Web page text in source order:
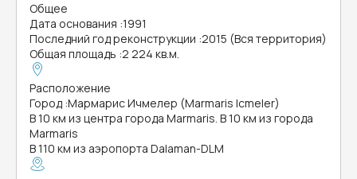
Общее
Дата основания :1991
Последний год реконструкции :2015 (Вся территория)
Общая площадь :2 224 кв.м.
Расположение
Город :Мармарис Ичмелер (Marmaris Icmeler)
В 10 км из центра города Marmaris. В 10 км из города
Marmaris
В 110 км из аэропорта Dalaman-DLM